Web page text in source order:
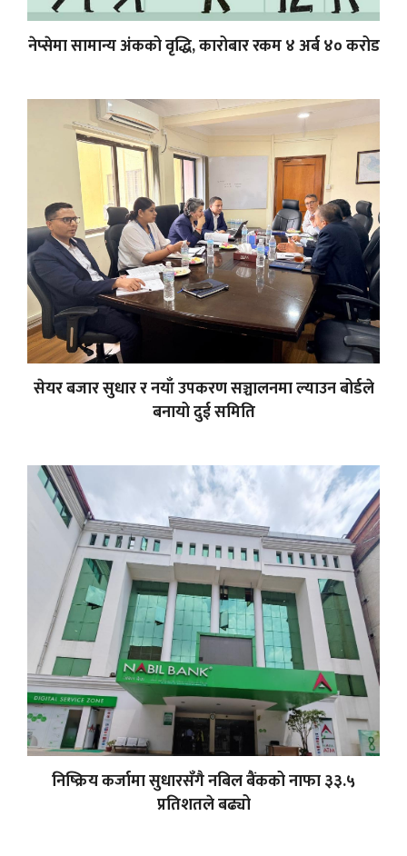
नेप्सेमा सामान्य अंकको वृद्धि, कारोबार रकम ४ अर्ब ४० करोड
सेयर बजार सुधार र नयाँ उपकरण सञ्चालनमा ल्याउन बोर्डले
बनायो दुई समिति
निष्क्रिय कर्जामा सुधारसँगै नबिल बैंकको नाफा ३३.५
प्रतिशतले बढ्यो